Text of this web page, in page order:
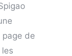
de